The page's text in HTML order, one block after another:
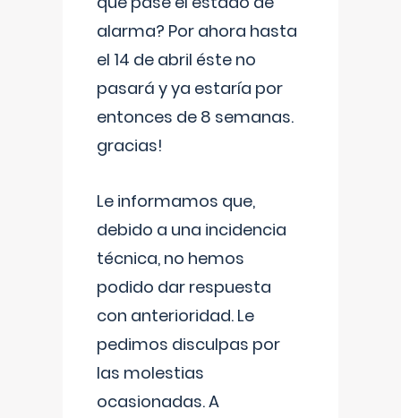
alarma? Por ahora hasta
el 14 de abril éste no
pasará y ya estaría por
entonces de 8 semanas.
gracias!
Le informamos que,
debido a una incidencia
técnica, no hemos
podido dar respuesta
con anterioridad. Le
pedimos disculpas por
las molestias
ocasionadas. A